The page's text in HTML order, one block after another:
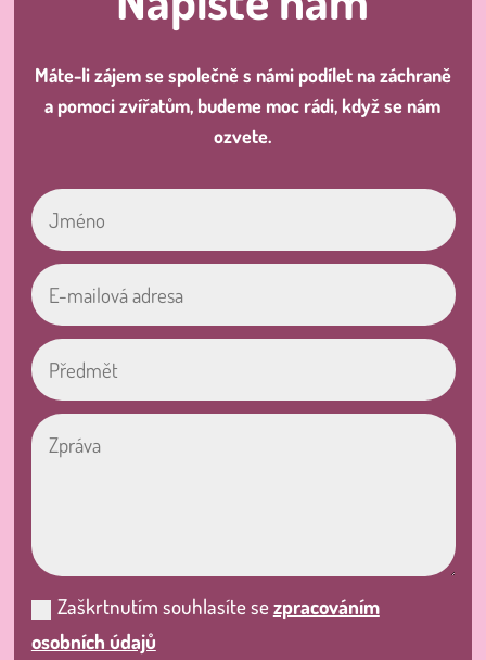
Máte-li zájem se společně s námi podílet na záchraně
a pomoci zvířatům, budeme moc rádi, když se nám
ozvete.
Zaškrtnutím souhlasíte sezpracováním
osobních údajů